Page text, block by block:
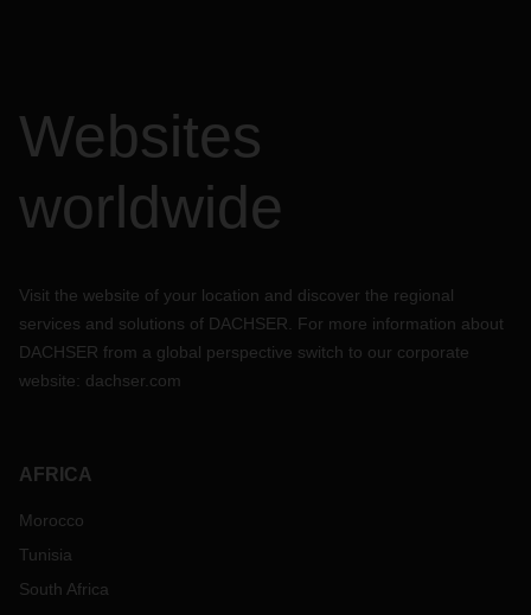
Websites
worldwide
Visit the website of your location and discover the regional
services and solutions of DACHSER. For more information about
DACHSER from a global perspective switch to our corporate
website: dachser.com
AFRICA
Morocco
Tunisia
South Africa